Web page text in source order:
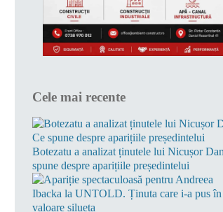
Cele mai recente
Botezatu a analizat ținutele lui Nicușor
spune despre aparițiile președintelui